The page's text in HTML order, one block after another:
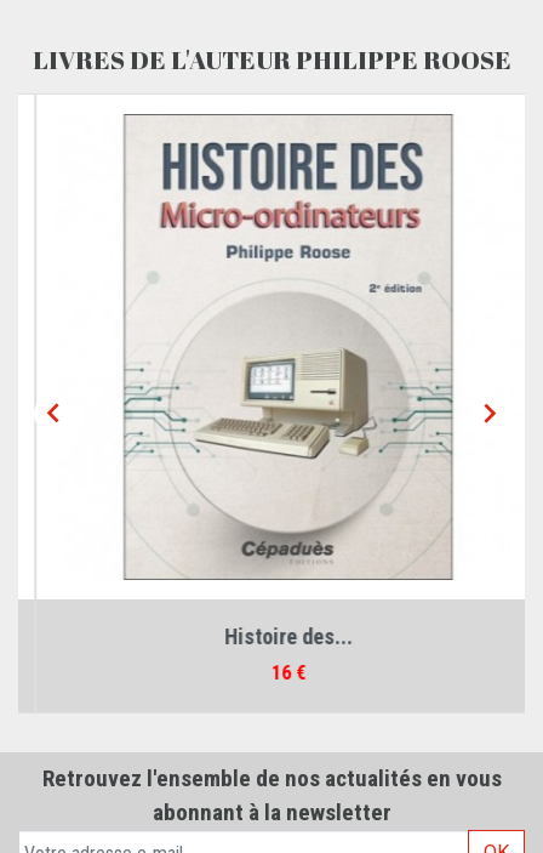
LIVRES DE L'AUTEUR PHILIPPE ROOSE

Histoire des...
Prix
16 €

Retrouvez l'ensemble de nos actualités en vous
abonnant à la newsletter